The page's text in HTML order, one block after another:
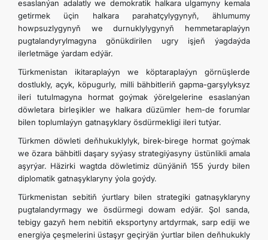
esaslanýan adalatly we demokratik halkara ulgamyny kemala
getirmek üçin halkara parahatçylygynyň, ählumumy
howpsuzlygynyň we durnuklylygynyň hemmetaraplaýyn
pugtalandyrylmagyna gönükdirilen ugry işjeň ýagdaýda
ilerletmäge ýardam edýär.
Türkmenistan ikitaraplaýyn we köptaraplaýyn görnüşlerde
dostlukly, açyk, köpugurly, milli bähbitleriň gapma-garşylyksyz
ileri tutulmagyna hormat goýmak ýörelgelerine esaslanýan
döwletara birleşikler we halkara düzümler hem-de forumlar
bilen toplumlaýyn gatnaşyklary ösdürmekligi ileri tutýar.
Türkmen döwleti deňhukuklylyk, birek-birege hormat goýmak
we özara bähbitli daşary syýasy strategiýasyny üstünlikli amala
aşyrýar. Häzirki wagtda döwletimiz dünýäniň 155 ýurdy bilen
diplomatik gatnaşyklaryny ýola goýdy.
Türkmenistan sebitiň ýurtlary bilen strategiki gatnaşyklaryny
pugtalandyrmagy we ösdürmegi dowam edýär. Şol sanda,
tebigy gazyň hem nebitiň eksportyny artdyrmak, sarp ediji we
energiýa çeşmelerini üstaşyr geçirýän ýurtlar bilen deňhukukly